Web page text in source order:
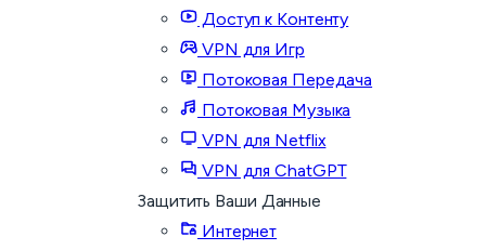
Доступ к Контенту
VPN для Игр
Потоковая Передача
Потоковая Музыка
VPN для Netflix
VPN для ChatGPT
Защитить Ваши Данные
Интернет